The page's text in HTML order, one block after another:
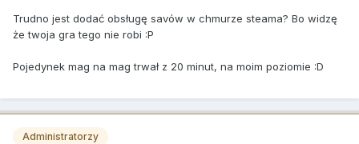
Trudno jest dodać obsługę savów w chmurze steama? Bo widzę
że twoja gra tego nie robi :P
Pojedynek mag na mag trwał z 20 minut, na moim poziomie :D
Administratorzy